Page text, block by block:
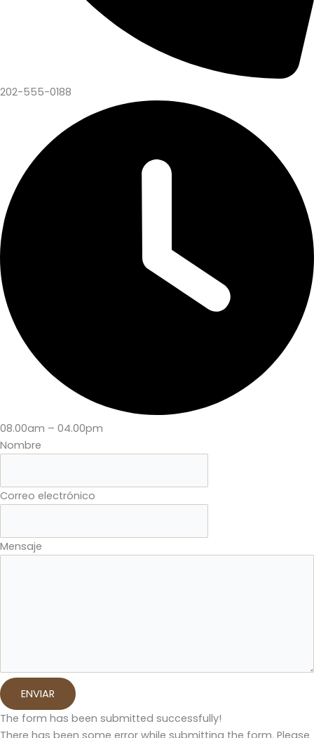
202-555-0188
08.00am – 04.00pm
Nombre
Correo electrónico
Mensaje
ENVIAR
The form has been submitted successfully!